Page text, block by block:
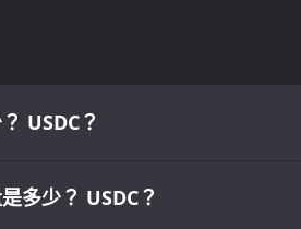
USDC？
多少？ USDC？